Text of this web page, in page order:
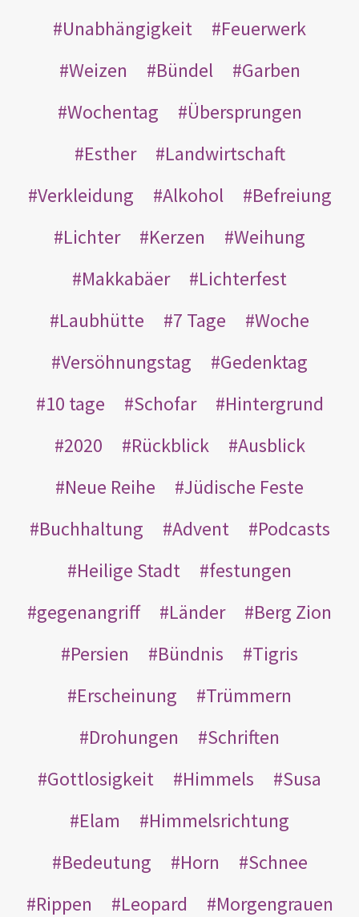
Unabhängigkeit
Feuerwerk
Weizen
Bündel
Garben
Wochentag
Übersprungen
Esther
Landwirtschaft
Verkleidung
Alkohol
Befreiung
Lichter
Kerzen
Weihung
Makkabäer
Lichterfest
Laubhütte
7 Tage
Woche
Versöhnungstag
Gedenktag
10 tage
Schofar
Hintergrund
2020
Rückblick
Ausblick
Neue Reihe
Jüdische Feste
Buchhaltung
Advent
Podcasts
Heilige Stadt
festungen
gegenangriff
Länder
Berg Zion
Persien
Bündnis
Tigris
Erscheinung
Trümmern
Drohungen
Schriften
Gottlosigkeit
Himmels
Susa
Elam
Himmelsrichtung
Bedeutung
Horn
Schnee
Rippen
Leopard
Morgengrauen